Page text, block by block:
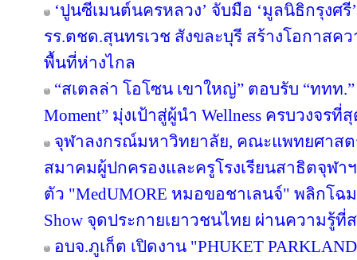
‘ปูนซีเมนต์นครหลวง’ จับมือ ‘มูลนิธิกรุงศรี
รร.ตชด.สุนทรเวช สังขละบุรี สร้างโอกาสค
พื้นที่ห่างไกล
“สเตลล่า โอโซน เขาใหญ่” ตอบรับ “ททท.”
Moment” มุ่งเป้าสู่ผู้นำ Wellness ครบวงจร
จุฬาลงกรณ์มหาวิทยาลัย, คณะแพทยศาส
สมาคมผู้ปกครองและครูโรงเรียนสาธิตจุฬา
ตัว "MedUMORE หมอขอชาเลนจ์" พลิกโฉม
Show จุดประกายเยาวชนไทย ผ่านความรู้ที่
อบจ.ภูเก็ต เปิดงาน "PHUKET